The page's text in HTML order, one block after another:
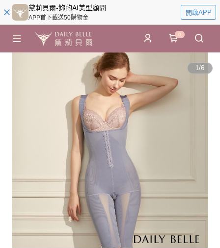
黛莉貝爾-妳的AI美型顧問
APP首下載送50購物金
開啟APP
0
1/6